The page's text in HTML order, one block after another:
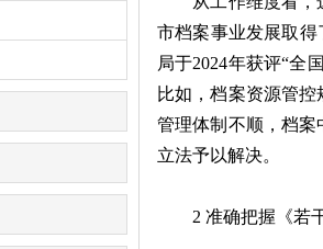
市档案事业发展取得
局于2024年获评“全
比如，档案资源管
管理体制不顺，档
立法予以解决。
2 准确把握《若干